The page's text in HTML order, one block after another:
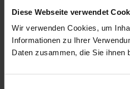
Diese Webseite verwendet
Wir verwenden Cookies, um
Informationen zu Ihrer
Daten zusammen, die Sie ihnen